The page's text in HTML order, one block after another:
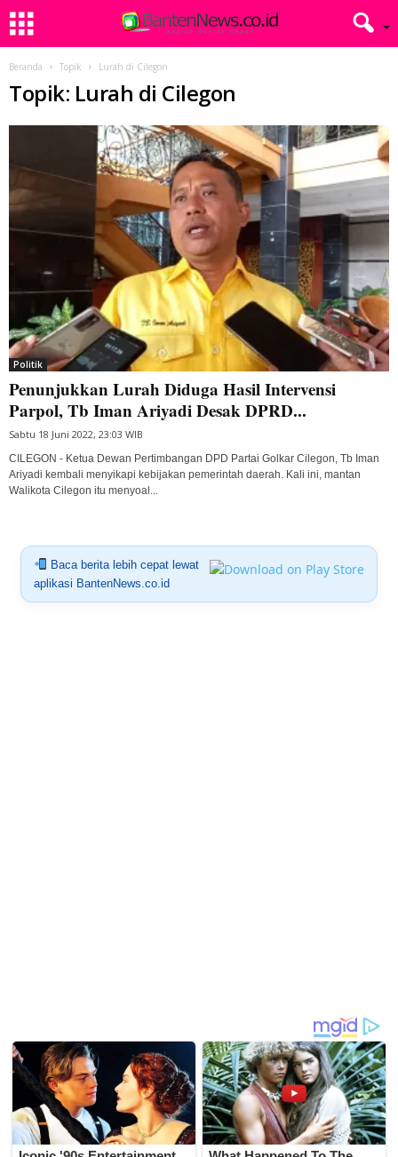
Beranda Topik Lurah di Cilegon
Topik: Lurah di Cilegon
Politik
Penunjukkan Lurah Diduga Hasil Intervensi
Parpol, Tb Iman Ariyadi Desak DPRD...
Sabtu 18 Juni 2022, 23:03 WIB
CILEGON - Ketua Dewan Pertimbangan DPD Partai Golkar Cilegon, Tb Iman
Ariyadi kembali menyikapi kebijakan pemerintah daerah. Kali ini, mantan
Walikota Cilegon itu menyoal...
Baca berita lebih cepat lewat
aplikasi BantenNews.co.id